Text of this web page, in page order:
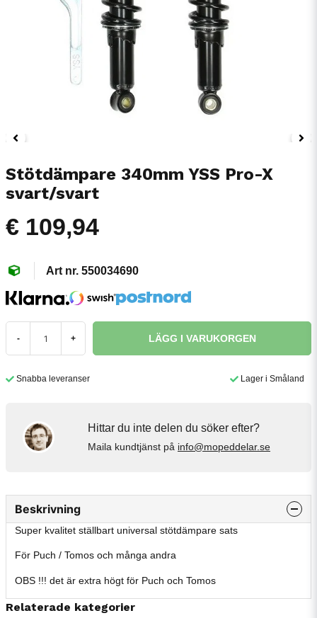
Stötdämpare 340mm YSS Pro-X
svart/svart
€ 109,94
550034690
- + LÄGG I VARUKORGEN
Snabba leveranser Lager i Småland
Hittar du inte delen du söker efter?
Maila kundtjänst på info@mopeddelar.se
Beskrivning
Super kvalitet ställbart universal stötdämpare sats
För Puch / Tomos och många andra
OBS !!! det är extra högt för Puch och Tomos
Relaterade kategorier